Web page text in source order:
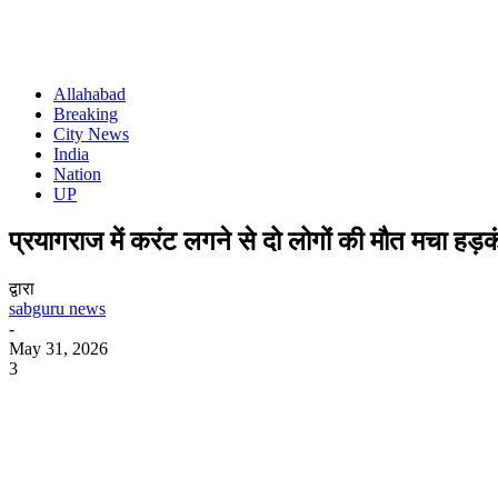
Allahabad
Breaking
City News
India
Nation
UP
प्रयागराज में करंट लगने से दो लोगों की मौत मचा
द्वारा
sabguru news
-
May 31, 2026
3